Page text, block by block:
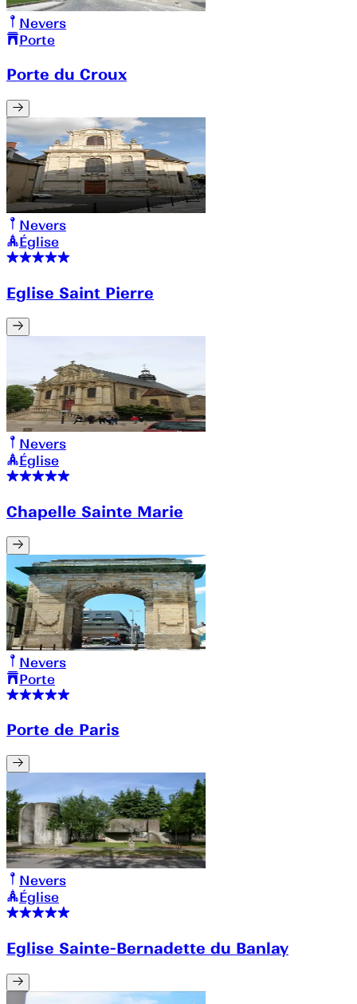
Nevers
Porte
Porte du Croux
Nevers
Église
Eglise Saint Pierre
Nevers
Église
Chapelle Sainte Marie
Nevers
Porte
Porte de Paris
Nevers
Église
Eglise Sainte-Bernadette du Banlay